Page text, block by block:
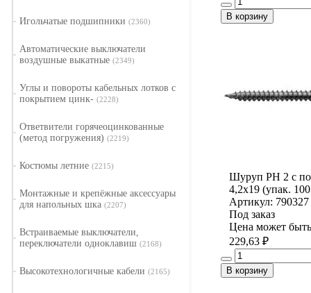
Игольчатые подшипники (2360)
Автоматические выключатели
воздушные выкатные (2349)
Углы и повороты кабельных лотков с
покрытием цинк- (2228)
Ответвители горячеоцинкованные
(метод погружения) (2219)
Костюмы летние (2215)
Монтажные и крепёжные аксессуары
для напольных шка (2207)
Встраиваемые выключатели,
переключатели одноклавиш (2168)
Высокотехнологичные кабели (2165)
В корзину
Шуруп PH 2 с
4,2x19 (упак.
Артикул: 790327
Под заказ
Цена может
229,63 ₽
В корзину